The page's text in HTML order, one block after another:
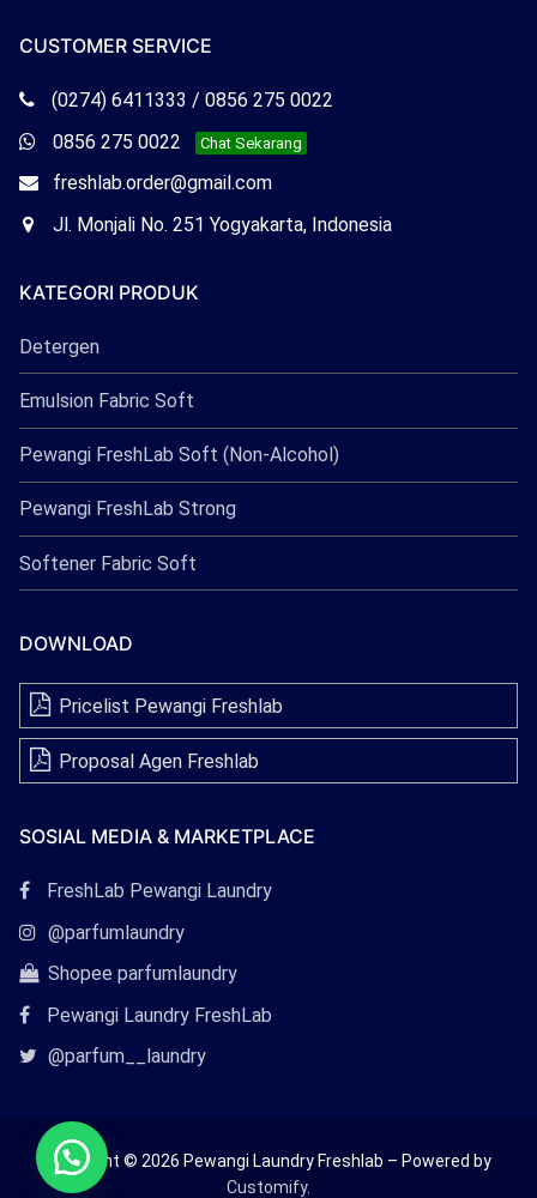
CUSTOMER SERVICE
Telepon
Freshlab
(0274) 6411333 / 0856 275 0022
Whatsapp
Freshlab
0856 275 0022 Chat Sekarang
Email
Freshlab
freshlab.order@gmail.com
OfficeJl. Monjali No. 251 Yogyakarta, Indonesia
KATEGORI PRODUK
Detergen
Emulsion Fabric Soft
Pewangi FreshLab Soft (Non-Alcohol)
Pewangi FreshLab Strong
Softener Fabric Soft
DOWNLOAD
Pricelist Pewangi Freshlab
Proposal Agen Freshlab
SOSIAL MEDIA & MARKETPLACE
Tautan
Facebook
FreshLab Pewangi Laundry
Tautan
Instagram
@parfumlaundry
Tautan
Shopee
Shopee parfumlaundry
Pewangi Laundry FreshLab
Tautan@parfum__laundry
Copyright © 2026 Pewangi Laundry Freshlab – Powered by
Customify.